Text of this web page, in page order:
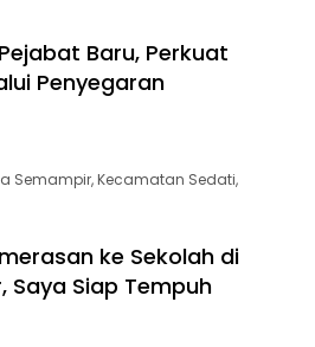
Baru, Perkuat
Penyegaran
Semampir, Kecamatan Sedati,
ke Sekolah di
Saya Siap Tempuh